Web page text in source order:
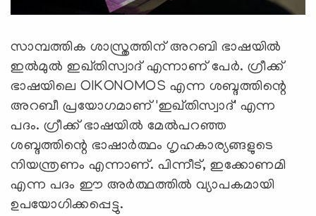
സാമ്പത്തിക ശാസ്ത്രത്തിന് അറബി ഭാഷയില്‍
ഇല്‍മുല്‍ ഇഖ്തിസ്വാദ് എന്നാണ് പേര്‍. ഗ്രീക്ക്
ഭാഷയിലെ OIKONOMOS എന്ന ശബ്ദത്തിന്റെ
അറബീ പ്രയോഗമാണ് 'ഇഖ്തിസ്വാദ്' എന്ന
പദം. ഗ്രീക്ക് ഭാഷയില്‍ മേല്‍പറഞ്ഞ
ശബ്ദത്തിന്റെ ഭാഷാര്‍ത്ഥം ഗൃഹകാര്യങ്ങളുടെ
നിയന്ത്രണം എന്നാണ്. പിന്നീട്, ഇക്കോണമി
എന്ന പദം ഈ അര്‍ത്ഥത്തില്‍ വ്യാപകമായി
ഉപയോഗിക്കപ്പെട്ടു.